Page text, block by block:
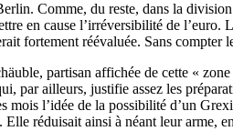
Comme, du reste, dans la
en cause l’irréversibilité de
fortement réévaluée. Sans
partisan affichée de cette «
par ailleurs, justifie assez les
mois l’idée de la possibilité d’un
réduisait ainsi à néant leur arme,